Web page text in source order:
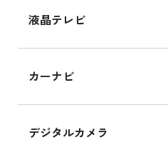
液晶テレビ
カーナビ
デジタルカメラ
iPhone 15 128GB の